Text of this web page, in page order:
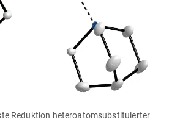
Reduktion heteroatomsubstituierter